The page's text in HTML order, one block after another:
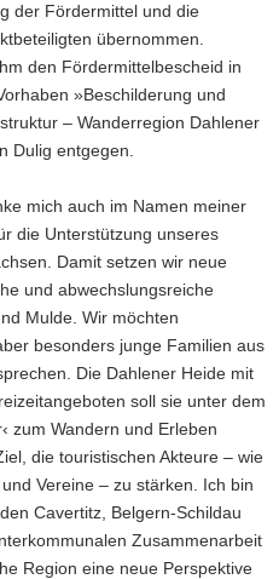
der Fördermittel und die
übernommen.
den Fördermittelbescheid in
»Beschilderung und
– Wanderregion Dahlener
Dulig entgegen.
mich auch im Namen meiner
die Unterstützung unseres
Damit setzen wir neue
und abwechslungsreiche
Mulde. Wir möchten
besonders junge Familien aus
Die Dahlener Heide mit
soll sie unter dem
zum Wandern und Erleben
die touristischen Akteure – wie
Vereine – zu stärken. Ich bin
Cavertitz, Belgern-Schildau
Zusammenarbeit
Region eine neue Perspektive